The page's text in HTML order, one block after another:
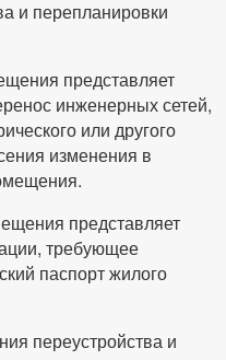
и перепланировки
представляет
инженерных сетей,
или другого
изменения в
представляет
требующее
паспорт жилого
переустройства и